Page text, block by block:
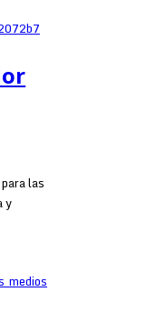
las
y